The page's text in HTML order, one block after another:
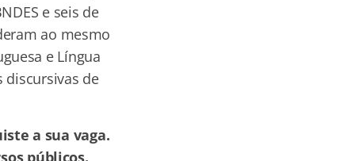
e seis de
ao mesmo
e Língua
discursivas de
a sua vaga.
públicos.